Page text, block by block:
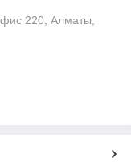
220, Алматы,